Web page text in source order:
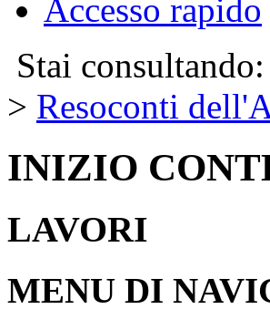
Accesso rapido
Stai consultando:
> Resoconti
INIZIO
LAVORI
MENU DI